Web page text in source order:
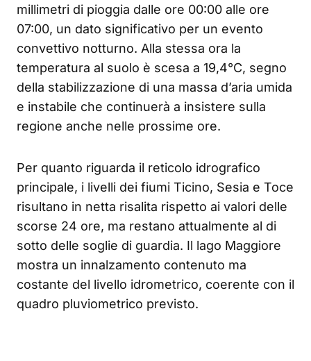
millimetri di pioggia dalle ore 00:00 alle ore
07:00, un dato significativo per un evento
convettivo notturno. Alla stessa ora la
temperatura al suolo è scesa a 19,4°C, segno
della stabilizzazione di una massa d’aria umida
e instabile che continuerà a insistere sulla
regione anche nelle prossime ore.
Per quanto riguarda il reticolo idrografico
principale, i livelli dei fiumi Ticino, Sesia e Toce
risultano in netta risalita rispetto ai valori delle
scorse 24 ore, ma restano attualmente al di
sotto delle soglie di guardia. Il lago Maggiore
mostra un innalzamento contenuto ma
costante del livello idrometrico, coerente con il
quadro pluviometrico previsto.